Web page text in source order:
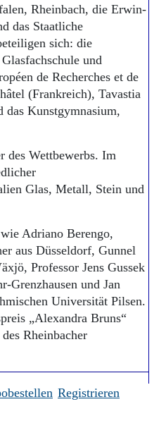
Rheinbach, die Erwin-
das Staatliche
sich: die
und
de Recherches et de
(Frankreich), Tavastia
Kunstgymnasium,
des Wettbewerbs. Im
Glas, Metall, Stein und
Adriano Berengo,
aus Düsseldorf, Gunnel
Professor Jens Gussek
Grenzhausen und Jan
Universität Pilsen.
„Alexandra Bruns“
Rheinbacher
Registrieren